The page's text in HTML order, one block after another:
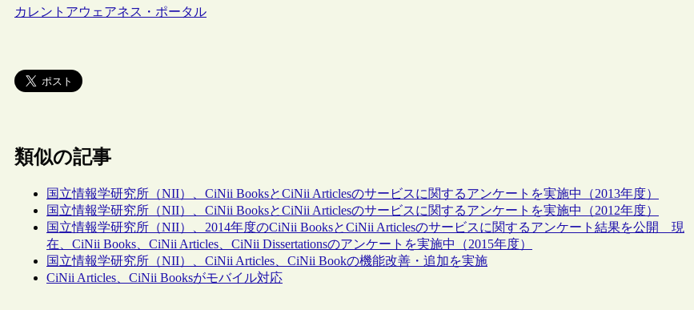
カレントアウェアネス・ポータル
類似の記事
国立情報学研究所（NII）、CiNii BooksとCiNii Articlesのサービスに関するアンケートを実施中（2013年度）
国立情報学研究所（NII）、CiNii BooksとCiNii Articlesのサービスに関するアンケートを実施中（2012年度）
国立情報学研究所（NII）、2014年度のCiNii BooksとCiNii Articlesのサービスに関するアンケート結果を公開 現
在、CiNii Books、CiNii Articles、CiNii Dissertationsのアンケートを実施中（2015年度）
国立情報学研究所（NII）、CiNii Articles、CiNii Bookの機能改善・追加を実施
CiNii Articles、CiNii Booksがモバイル対応